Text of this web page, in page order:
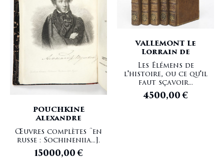
POUCHKINE
Alexandre
Œuvres complètes [en
russe : Sochineniia...].
15000,00€
VALLEMONT Le
Lorrain de
Les Élémens de
l'histoire, ou ce qu'il
faut sçavoir...
4500,00€